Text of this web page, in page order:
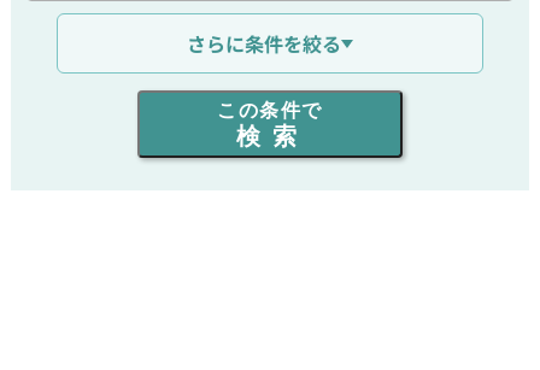
通信距離を選ぶ
出力を選ぶ
同時通話人数を選ぶ
さらに条件を絞る
この条件で
検索